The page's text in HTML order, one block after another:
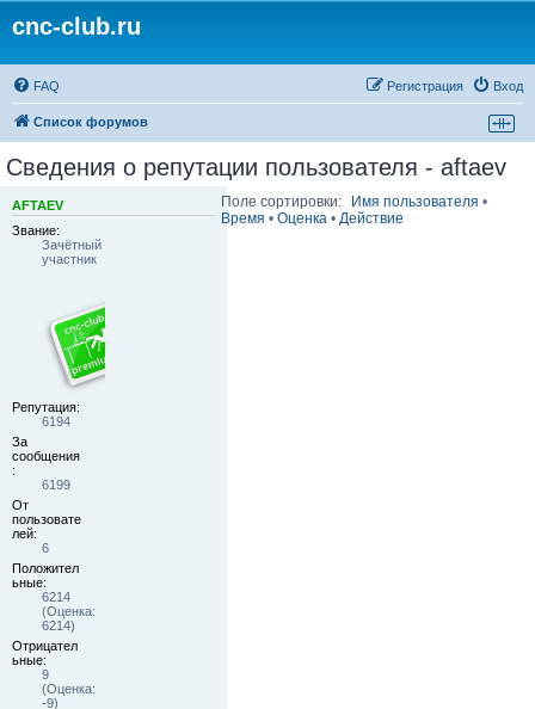
cnc-club.ru
FAQ Вход
Регистрация
Список форумов
Сведения о репутации пользователя - aftaev
AFTAEV
Звание:
Зачётный
участник
Репутация:
6194
За
сообщения
:
6199
От
пользовате
лей:
6
Положител
ьные:
6214
(Оценка:
6214)
Отрицател
ьные:
9
(Оценка:
-9)
Поле сортировки: Имя пользователя •
Время • Оценка• Действие